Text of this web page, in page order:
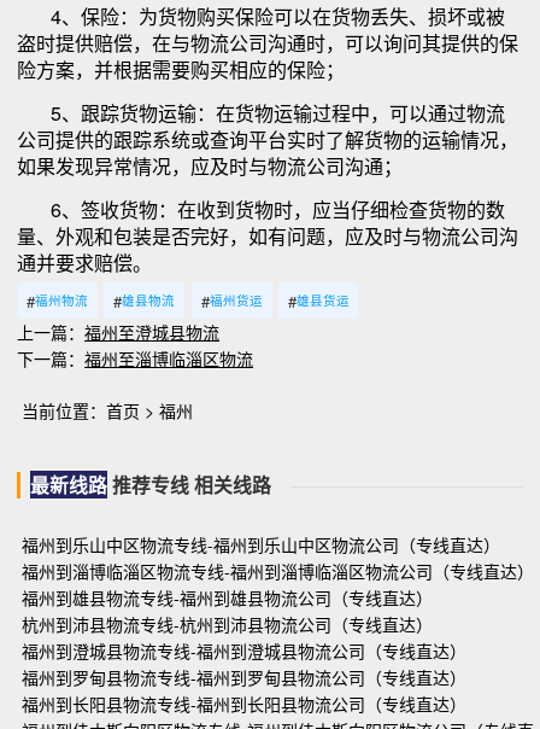
4、保险：为货物购买保险可以在货物丢失、损坏或被
盗时提供赔偿，在与物流公司沟通时，可以询问其提供的保
险方案，并根据需要购买相应的保险；
5、跟踪货物运输：在货物运输过程中，可以通过物流
公司提供的跟踪系统或查询平台实时了解货物的运输情况，
如果发现异常情况，应及时与物流公司沟通；
6、签收货物：在收到货物时，应当仔细检查货物的数
量、外观和包装是否完好，如有问题，应及时与物流公司沟
通并要求赔偿。
#福州物流 #雄县物流 #福州货运 #雄县货运
上一篇： 福州至澄城县物流
下一篇： 福州至淄博临淄区物流
当前位置： 首页 > 福州
最新线路推荐专线相关线路
福州到乐山中区物流专线-福州到乐山中区物流公司（专线直达）
福州到淄博临淄区物流专线-福州到淄博临淄区物流公司（专线直达）
福州到雄县物流专线-福州到雄县物流公司（专线直达）
杭州到沛县物流专线-杭州到沛县物流公司（专线直达）
福州到澄城县物流专线-福州到澄城县物流公司（专线直达）
福州到罗甸县物流专线-福州到罗甸县物流公司（专线直达）
福州到长阳县物流专线-福州到长阳县物流公司（专线直达）